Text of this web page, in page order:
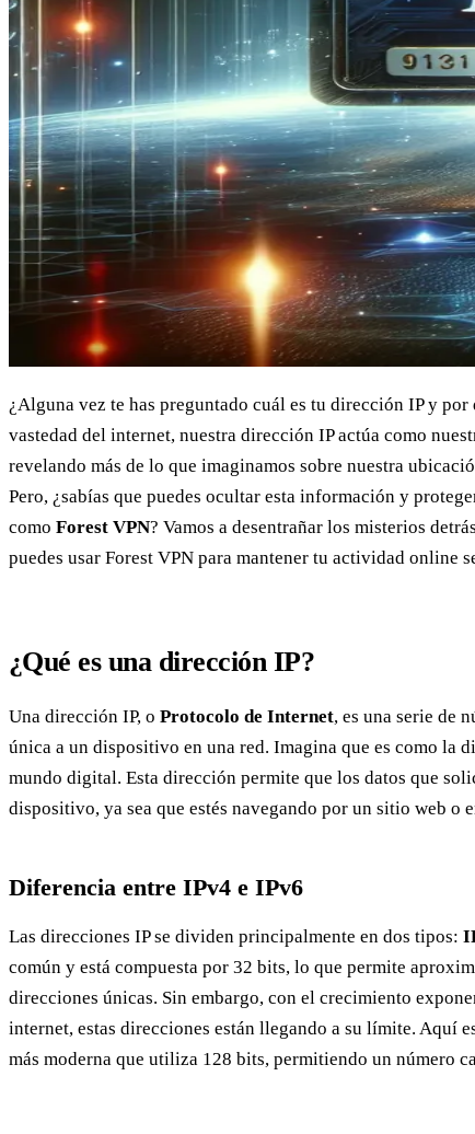
¿Alguna vez te has preguntado cuál es tu dirección IP y
vastedad del internet, nuestra dirección IP actúa como
revelando más de lo que imaginamos sobre nuestra
Pero, ¿sabías que puedes ocultar esta información y
como Forest VPN? Vamos a desentrañar los misterios
puedes usar Forest VPN para mantener tu actividad online
¿Qué es una dirección IP?
Una dirección IP, o Protocolo de Internet, es una serie de
única a un dispositivo en una red. Imagina que es como la
mundo digital. Esta dirección permite que los datos que
dispositivo, ya sea que estés navegando por un sitio web o
Diferencia entre IPv4 e IPv6
Las direcciones IP se dividen principalmente en dos tipos:
común y está compuesta por 32 bits, lo que permite
direcciones únicas. Sin embargo, con el crecimiento
internet, estas direcciones están llegando a su límite. Aquí
más moderna que utiliza 128 bits, permitiendo un número